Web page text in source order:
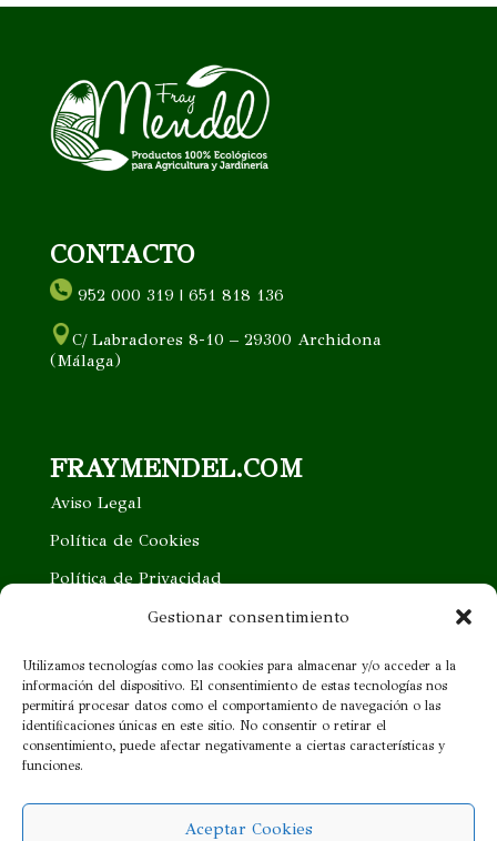
Gestionar consentimiento
Utilizamos tecnologías como las cookies para almacenar y/o acceder a la
información del dispositivo. El consentimiento de estas tecnologías nos
permitirá procesar datos como el comportamiento de navegación o las
identificaciones únicas en este sitio. No consentir o retirar el
consentimiento, puede afectar negativamente a ciertas características y
funciones.
Aceptar Cookies
CONTACTO
952 000 319 | 651 818 136
C/ Labradores 8-10 – 29300 Archidona
(Málaga)
FRAYMENDEL.COM
Aviso Legal
Política de Cookies
Política de Privacidad
Trabaja con nosotros
Proveedor cercano
¡SÍGUENOS!